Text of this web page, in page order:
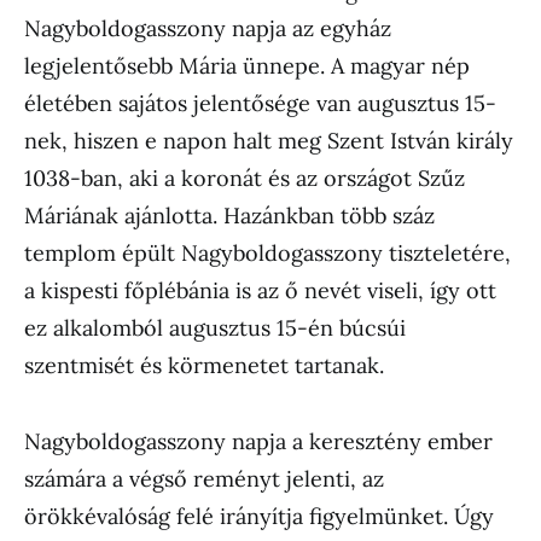
Nagyboldogasszony napja az egyház
legjelentősebb Mária ünnepe. A magyar nép
életében sajátos jelentősége van augusztus 15-
nek, hiszen e napon halt meg Szent István király
1038-ban, aki a koronát és az országot Szűz
Máriának ajánlotta. Hazánkban több száz
templom épült Nagyboldogasszony tiszteletére,
a kispesti főplébánia is az ő nevét viseli, így ott
ez alkalomból augusztus 15-én búcsúi
szentmisét és körmenetet tartanak.
Nagyboldogasszony napja a keresztény ember
számára a végső reményt jelenti, az
örökkévalóság felé irányítja figyelmünket. Úgy